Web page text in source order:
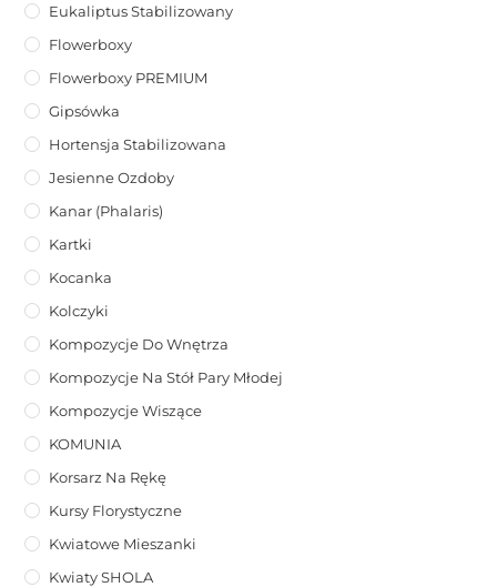
Eukaliptus Stabilizowany
Flowerboxy
Flowerboxy PREMIUM
Gipsówka
Hortensja Stabilizowana
Jesienne Ozdoby
Kanar (phalaris)
Kartki
Kocanka
Kolczyki
Kompozycje Do Wnętrza
Kompozycje Na Stół Pary Młodej
Kompozycje Wiszące
KOMUNIA
Korsarz Na Rękę
Kursy Florystyczne
Kwiatowe Mieszanki
Kwiaty SHOLA